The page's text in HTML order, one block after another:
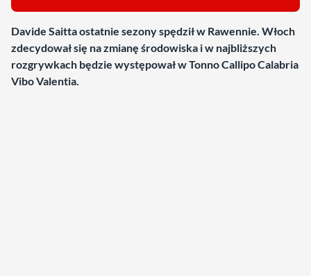
Davide Saitta ostatnie sezony spędził w Rawennie. Włoch
zdecydował się na zmianę środowiska i w najbliższych
rozgrywkach będzie występował w Tonno Callipo Calabria
Vibo Valentia.